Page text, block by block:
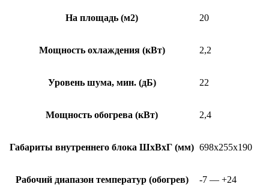
На площадь (м2) 20
Мощность охлаждения (кВт) 2,2
Уровень шума, мин. (дБ) 22
Мощность обогрева (кВт) 2,4
Габариты внутреннего блока ШхВхГ (мм) 698x255x190
Рабочий диапазон температур (обогрев) -7 — +24